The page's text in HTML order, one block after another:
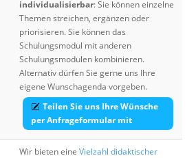
individualisierbar: Sie können einzelne
Themen streichen, ergänzen oder
priorisieren. Sie können das
Schulungsmodul mit anderen
Schulungsmodulen kombinieren.
Alternativ dürfen Sie gerne uns Ihre
eigene Wunschagenda vorgeben.
Teilen Sie uns Ihre Wünsche
per Anfrageformular mit
Wir bieten eine Vielzahl didaktischer